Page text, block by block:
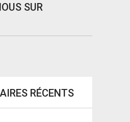
SUR
RÉCENTS